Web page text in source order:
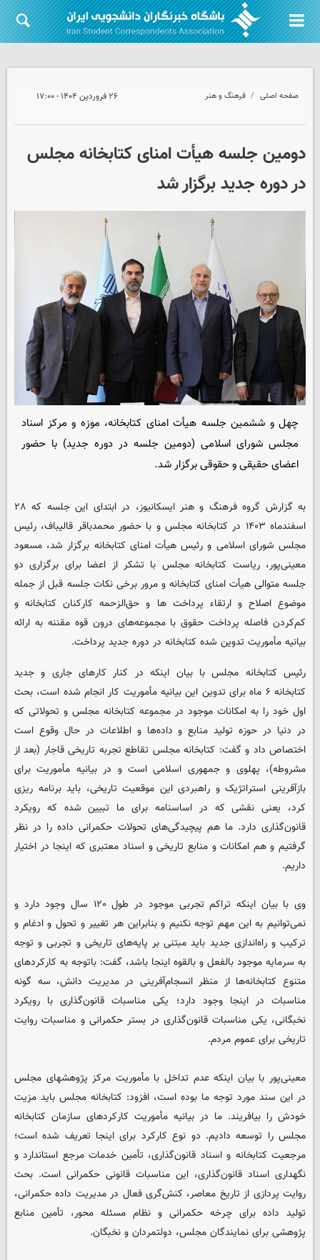
صفحه اصلی فرهنگ و هنر ۲۶ فروردین ۱۴۰۴ - ۱۷:۰۰
دومین جلسه هیأت امنای کتابخانه مجلس
در دوره جدید برگزار شد
چهل و ششمین جلسه هیأت امنای کتابخانه، موزه و مرکز اسناد
مجلس شورای اسلامی (دومین جلسه در دوره جدید) با حضور
اعضای حقیقی و حقوقی برگزار شد.
به گزارش گروه فرهنگ و هنرایسکانیوز
، در ابتدای این جلسه که ۲۸
اسفندماه ۱۴۰۳ در کتابخانه مجلس و با حضور محمدباقر قالیباف، رئیس
مجلس شورای اسلامی و رئیس هیأت امنای کتابخانه برگزار شد، مسعود
معینی‌پور، ریاست کتابخانه مجلس با تشکر از اعضا برای برگزاری دو
جلسه متوالی هیأت امنای کتابخانه و مرور برخی نکات جلسه قبل از جمله
موضوع اصلاح و ارتقاء پرداخت ها و حق‌الزحمه کارکنان کتابخانه و
کم‌کردن فاصله پرداخت حقوق با مجموعه‌های درون قوه مقننه به ارائه
بیانیه مأموریت تدوین شده کتابخانه در دوره جدید پرداخت.
رئیس کتابخانه مجلس با بیان اینکه در کنار کارهای جاری و جدید
کتابخانه ۶ ماه برای تدوین این بیانیه مأموریت کار انجام شده است، بحث
اول خود را به امکانات موجود در مجموعه کتابخانه مجلس و تحولاتی که
در دنیا در حوزه تولید منابع و داده‌ها و اطلاعات در حال وقوع است
اختصاص داد و گفت: کتابخانه مجلس تقاطع تجربه تاریخی قاجار (بعد از
مشروطه)، پهلوی و جمهوری اسلامی است و در بیانیه مأموریت برای
بازآفرینی استراتژیک و راهبردی این موقعیت تاریخی، باید برنامه ریزی
کرد، یعنی نقشی که در اساسنامه برای ما تبیین شده که رویکرد
قانون‌گذاری دارد. ما هم پیچیدگی‌های تحولات حکمرانی داده را در نظر
گرفتیم و هم امکانات و منابع تاریخی و اسناد معتبری که اینجا در اختیار
داریم.
وی با بیان اینکه تراکم تجربی موجود در طول ۱۲۰ سال وجود دارد و
نمی‌توانیم به این مهم توجه نکنیم و بنابراین هر تغییر و تحول و ادغام و
ترکیب و راه‌اندازی جدید باید مبتنی بر پایه‌های تاریخی و تجربی و توجه
به سرمایه موجود بالفعل و بالقوه اینجا باشد، گفت: باتوجه به کارکردهای
متنوع کتابخانه‌ها از منظر انسجام‌آفرینی در مدیریت دانش، سه گونه
مناسبات در اینجا وجود دارد؛ یکی مناسبات قانون‌گذاری با رویکرد
نخبگانی، یکی مناسبات قانون‌گذاری در بستر حکمرانی و مناسبات روایت
تاریخی برای عموم مردم.
معینی‌پور با بیان اینکه عدم تداخل با مأموریت مرکز پژوهشهای مجلس
در این سند مورد توجه ما بوده است، افزود: کتابخانه مجلس باید مزیت
خودش را بیافریند. ما در بیانیه مأموریت کارکردهای سازمان کتابخانه
مجلس را توسعه دادیم. دو نوع کارکرد برای اینجا تعریف شده است؛
مرجعیت کتابخانه و اسناد قانون‌گذاری، تأمین خدمات مرجع استاندارد و
نگهداری اسناد قانون‌گذاری، این مناسبات قانونی حکمرانی است. بحث
روایت‌ پردازی از تاریخ معاصر، کنش‌گری فعال در مدیریت داده حکمرانی،
تولید داده برای چرخه حکمرانی و نظام مسئله محور، تأمین منابع
پژوهشی برای نمایندگان مجلس، دولتمردان و نخبگان.